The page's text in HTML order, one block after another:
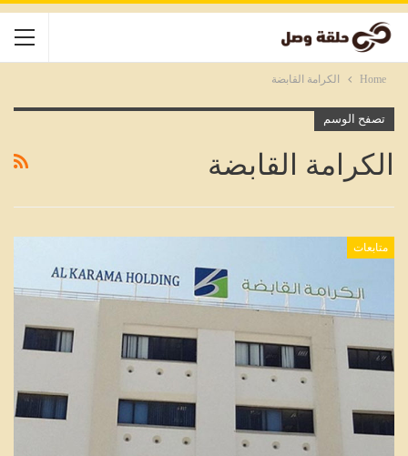
Home الكرامة القابضة
تصفح الوسم
الكرامة القابضة
متابعات